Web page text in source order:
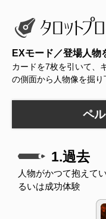
EXモード／登場人物
カードを7枚を引いて、
の側面から人物像を掘り
ペ
1.過去
人物がかつて抱えて
るいは成功体験